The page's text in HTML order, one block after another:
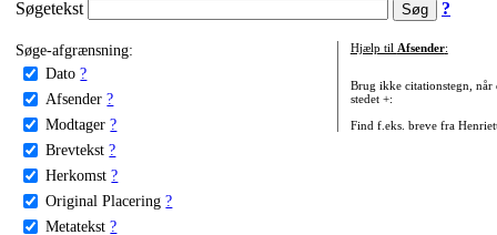
Søgetekst ?
Søge-afgrænsning:
Dato ?
Afsender ?
Modtager ?
Brevtekst ?
Herkomst ?
Original Placering ?
Metatekst ?
Hjælp til Afsender:
Brug ikke citationstegn, når
stedet +:
Find f.eks. breve fra